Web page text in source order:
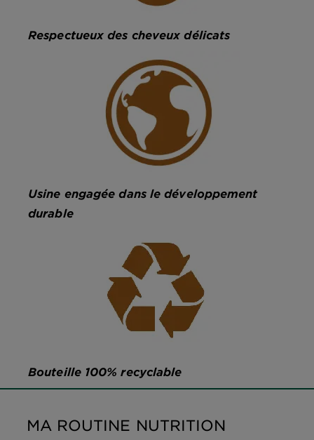
Respectueux des cheveux délicats
Usine engagée dans le développement
durable
Bouteille 100% recyclable
MA ROUTINE NUTRITION